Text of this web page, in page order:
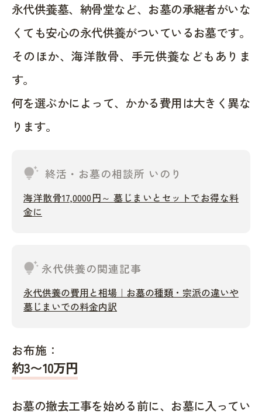
永代供養墓、納骨堂など、お墓の承継者がいな
くても安心の永代供養がついているお墓です。
そのほか、海洋散骨、手元供養などもありま
す。
何を選ぶかによって、かかる費用は大きく異な
ります。
tips_and_updates 終活・お墓の相談所 いのり
海洋散骨17,0000円～ 墓じまいとセットでお得な料
金に
tips_and_updates 永代供養の関連記事
永代供養の費用と相場｜お墓の種類・宗派の違いや
墓じまいでの料金内訳
お布施：
約3〜10万円
お墓の撤去工事を始める前に、お墓に入ってい